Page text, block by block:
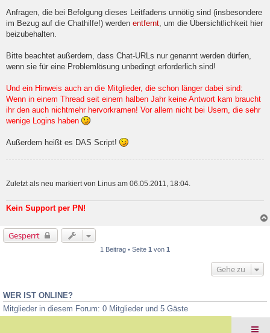
Anfragen, die bei Befolgung dieses Leitfadens unnötig sind (insbesondere
im Bezug auf die Chathilfe!) werden entfernt , um die Übersichtlichkeit hier
beizubehalten.
Bitte beachtet außerdem, dass Chat-URLs nur genannt werden dürfen,
wenn sie für eine Problemlösung unbedingt erforderlich sind!
Und ein Hinweis auch an die Mitglieder, die schon länger dabei sind:
Wenn in einem Thread seit einem halben Jahr keine Antwort kam braucht
ihr den auch nichtmehr hervorkramen! Vor allem nicht bei Usern, die sehr
wenige Logins haben
Außerdem heißt es DAS Script!
Zuletzt als neu markiert von Linus am 06.05.2011, 18:04.
Kein Support per PN!
Gesperrt
1 Beitrag • Seite 1 von 1
Gehe zu
WER IST ONLINE?
Mitglieder in diesem Forum: 0 Mitglieder und 5 Gäste